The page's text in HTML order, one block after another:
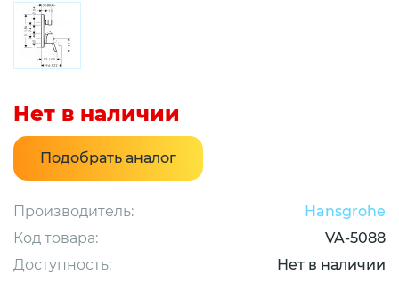
Нет в наличии
Подобрать аналог
Производитель:
Hansgrohe
Код товара:
VA-5088
Доступность:
Нет в наличии